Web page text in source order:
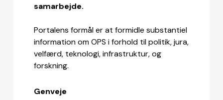
samarbejde.
Portalens formål er at formidle substantiel
information om OPS i forhold til politik, jura,
velfærd, teknologi, infrastruktur, og
forskning.
Genveje